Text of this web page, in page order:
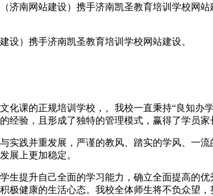
济南网站建设）携手济南凯圣教育培训学校网
设）携手济南凯圣教育培训学校网站建设。
化课的正规培训学校，。我校一直秉持“良知办
经验，且形成了独特的管理模式，赢得了学员家
实践并重发展，严谨的教风、踏实的学风、一
展上更加稳定。
生提升自己全面的学习能力，确立全面提高的
极健康的生活心态。我校全体师生将不负众望